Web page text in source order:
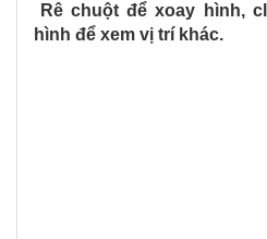
Rê chuột để xoay hình,
hình để xem vị trí khác.